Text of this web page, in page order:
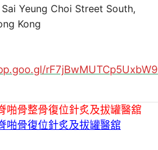
Yeung Choi Street South,
Kong
rF7jBwMUTCp5UxbW9
啪骨整骨復位針炙及拔罐醫舘
啪骨復位針炙及拔罐醫舘